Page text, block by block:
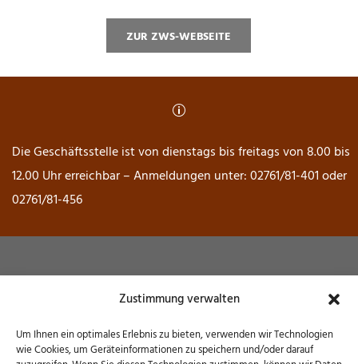
Zustimmung verwalten
Um Ihnen ein optimales Erlebnis zu bieten, verwenden wir Technologien
wie Cookies, um Geräteinformationen zu speichern und/oder darauf
ZUR ZWS-WEBSEITE
p
Die Geschäftsstelle ist von dienstags bis freitags von 8.00 bis
12.00 Uhr erreichbar – Anmeldungen unter: 02761/81-401 oder
02761/81-456
Museum Wendener Hütte